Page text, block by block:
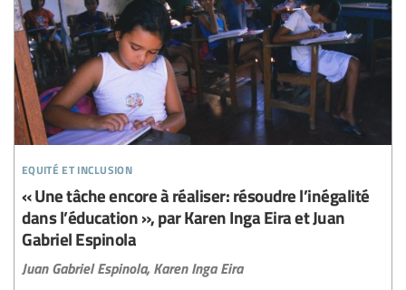
equité et inclusion
« Une tâche encore à réaliser: résoudre l’inégalité
dans l’éducation », par Karen Inga Eira et Juan
Gabriel Espinola
Juan Gabriel Espinola, Karen Inga Eira